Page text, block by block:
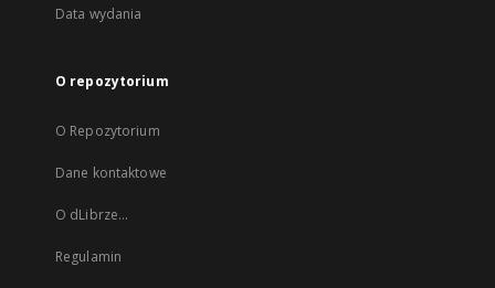
Data wydania
O repozytorium
O Repozytorium
Dane kontaktowe
O dLibrze...
Regulamin